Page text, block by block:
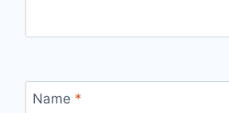
Name *